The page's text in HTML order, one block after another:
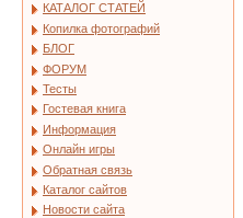
КАТАЛОГ СТАТЕЙ
Копилка фотографий
БЛОГ
ФОРУМ
Тесты
Гостевая книга
Информация
Онлайн игры
Обратная связь
Каталог сайтов
Новости сайта